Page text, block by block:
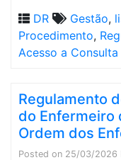
DR
Gestão,
Procedimento,
Acesso a
Regulamento
do Enfermeiro
Ordem dos
Posted on 25/03/2026